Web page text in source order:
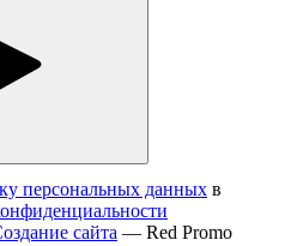
персональных данных в
сайта — Red Promo